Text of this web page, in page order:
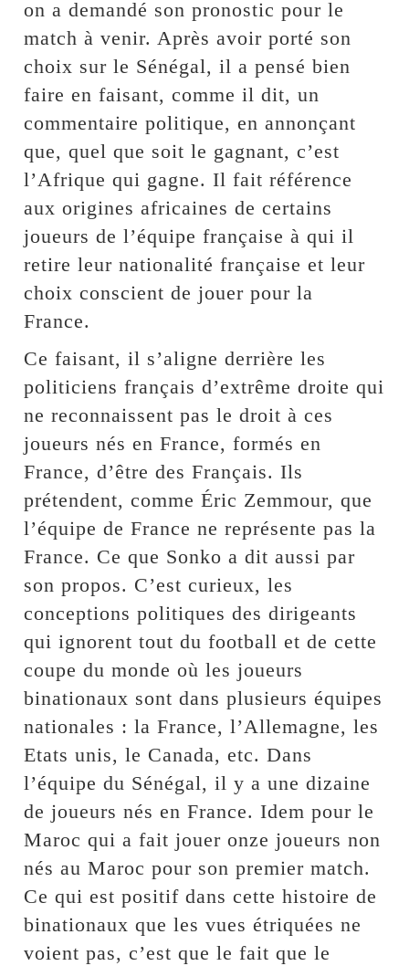
on a demandé son pronostic pour le
match à venir. Après avoir porté son
choix sur le Sénégal, il a pensé bien
faire en faisant, comme il dit, un
commentaire politique, en annonçant
que, quel que soit le gagnant, c’est
l’Afrique qui gagne. Il fait référence
aux origines africaines de certains
joueurs de l’équipe française à qui il
retire leur nationalité française et leur
choix conscient de jouer pour la
France.
Ce faisant, il s’aligne derrière les
politiciens français d’extrême droite qui
ne reconnaissent pas le droit à ces
joueurs nés en France, formés en
France, d’être des Français. Ils
prétendent, comme Éric Zemmour, que
l’équipe de France ne représente pas la
France. Ce que Sonko a dit aussi par
son propos. C’est curieux, les
conceptions politiques des dirigeants
qui ignorent tout du football et de cette
coupe du monde où les joueurs
binationaux sont dans plusieurs équipes
nationales : la France, l’Allemagne, les
Etats unis, le Canada, etc. Dans
l’équipe du Sénégal, il y a une dizaine
de joueurs nés en France. Idem pour le
Maroc qui a fait jouer onze joueurs non
nés au Maroc pour son premier match.
Ce qui est positif dans cette histoire de
binationaux que les vues étriquées ne
voient pas, c’est que le fait que le